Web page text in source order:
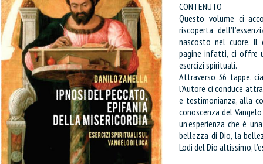
CONTENUTO
Questo volume ci
riscoperta
nascosto nel cuore. Il
pagine infatti, ci offre
esercizi spirituali.
Attraverso 36 tappe,
l’Autore ci conduce
e testimonianza, alla
conoscenza del
un’esperienza che è
bellezza di Dio, la
Lodi del Dio altissimo,